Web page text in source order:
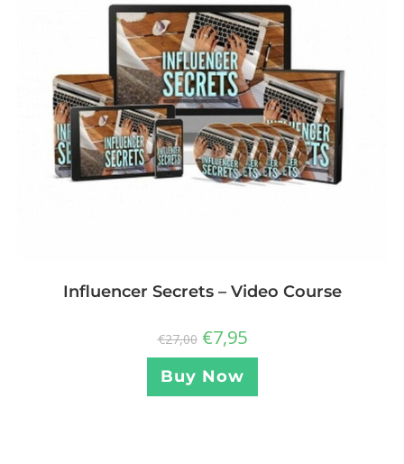
Influencer Secrets – Video Course
€27,00 €7,95
Buy Now